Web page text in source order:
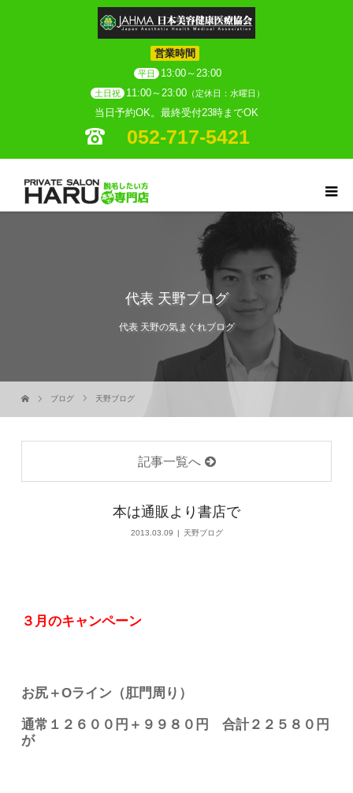
営業時間
平日 13:00～23:00
土日祝 11:00～23:00 （定休日：水曜日）
当日予約OK。最終受付23時までOK
052-717-5421
代表 天野ブログ
代表 天野の気まぐれブログ
ブログ 天野ブログ
記事一覧へ
本は通販より書店で
2013.03.09 天野ブログ
３月のキャンペーン
お尻＋Oライン（肛門周り）
通常１２６００円＋９９８０円 合計２２５８０円
が